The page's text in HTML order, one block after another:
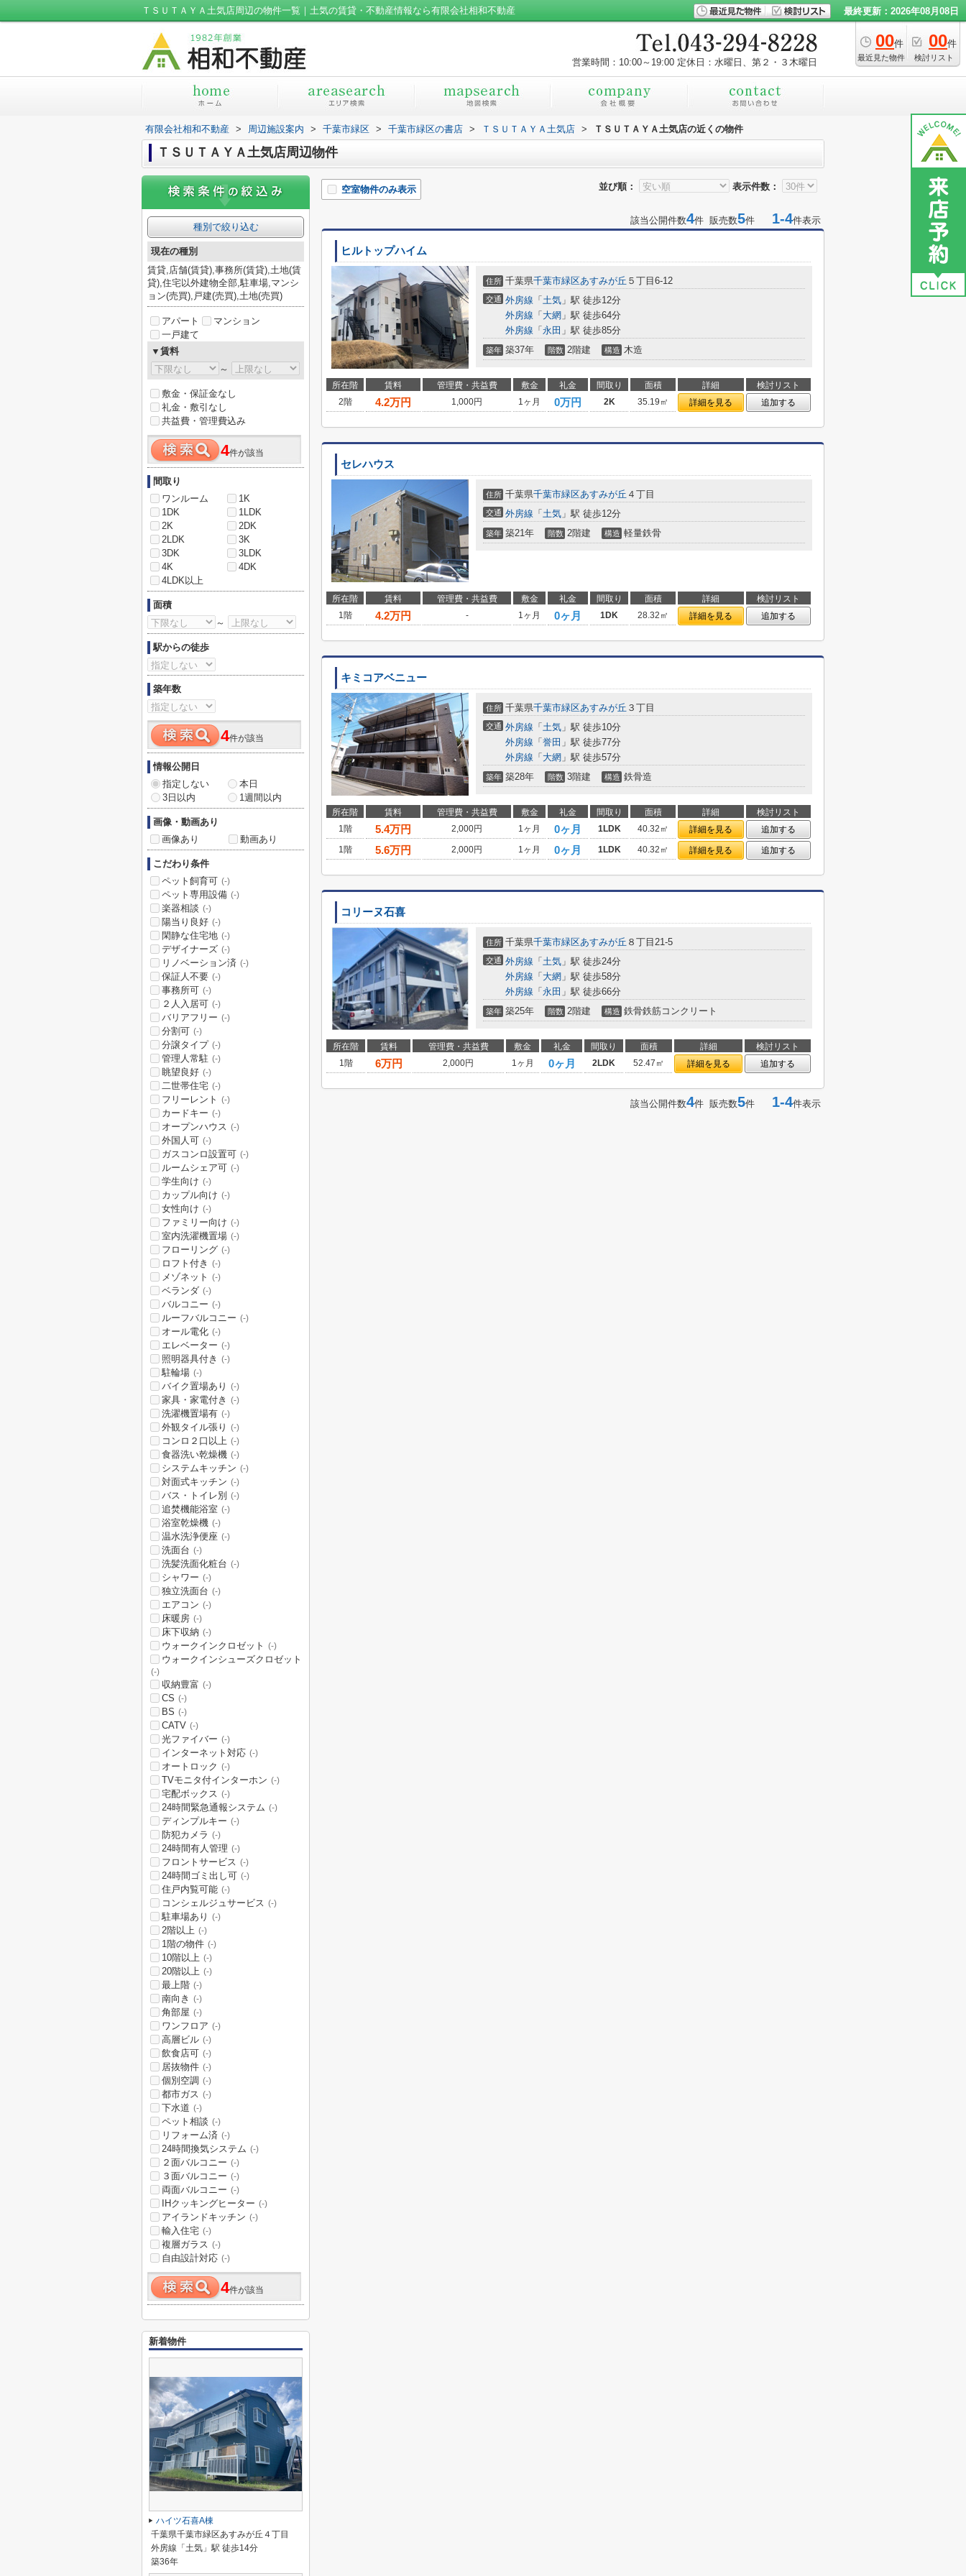
ＴＳＵＴＡＹＡ土気店周辺の物件一覧｜土気の賃貸・不動産情報なら有限会社相和不動産 最終更新：2026年08月08日
00件
最近見た物件
00件
検討リスト
営業時間：10:00～19:00 定休日：水曜日、第２・３木曜日
有限会社相和不動産 > 周辺施設案内 > 千葉市緑区 > 千葉市緑区の書店 > ＴＳＵＴＡＹＡ土気店 > ＴＳＵＴＡＹＡ土気店の近くの物件
ＴＳＵＴＡＹＡ土気店周辺物件
並び順： 表示件数：
空室物件のみ表示
該当公開件数4件 販売数5件 1-4件表示
ヒルトップハイム
住所 千葉県千葉市緑区あすみが丘 ５丁目6-12
交通 外房線 「 土気 」駅 徒歩12分
外房線 「 大網 」駅 徒歩64分
外房線 「 永田 」駅 徒歩85分
築年 築37年 階数 2階建 構造 木造
所在階 賃料 管理費・共益費 敷金 礼金 間取り 面積 詳細
検討リスト
2階
4.2万円 1,000円 1ヶ月 0万円 2K 35.19㎡ 詳細を見る 追加する
セレハウス
住所 千葉県千葉市緑区あすみが丘 ４丁目
交通 外房線 「 土気 」駅 徒歩12分
築年 築21年 階数 2階建 構造 軽量鉄骨
所在階 賃料 管理費・共益費 敷金 礼金 間取り 面積 詳細
検討リスト
1階
4.2万円 - 1ヶ月 0ヶ月 1DK 28.32㎡ 詳細を見る 追加する
キミコアベニュー
住所 千葉県千葉市緑区あすみが丘 ３丁目
交通 外房線 「 土気 」駅 徒歩10分
外房線 「 誉田 」駅 徒歩77分
外房線 「 大網 」駅 徒歩57分
築年 築28年 階数 3階建 構造 鉄骨造
所在階 賃料 管理費・共益費 敷金 礼金 間取り 面積 詳細
検討リスト
1階
5.4万円 2,000円 1ヶ月 0ヶ月 1LDK 40.32㎡ 詳細を見る
追加する
1階
5.6万円 2,000円 1ヶ月 0ヶ月 1LDK 40.32㎡ 詳細を見る 追加する
コリーヌ石喜
住所 千葉県千葉市緑区あすみが丘 ８丁目21-5
交通 外房線 「 土気 」駅 徒歩24分
外房線 「 大網 」駅 徒歩58分
外房線 「 永田 」駅 徒歩66分
築年 築25年 階数 2階建 構造 鉄骨鉄筋コンクリート
所在階 賃料 管理費・共益費 敷金 礼金 間取り 面積 詳細
検討リスト
1階
6万円 2,000円 1ヶ月 0ヶ月 2LDK 52.47㎡ 詳細を見る 追加する
該当公開件数4件 販売数5件 1-4件表示
種別で絞り込む
現在の種別
賃貸,店舗(賃貸),事務所(賃貸),土地(賃
貸),住宅以外建物全部,駐車場,マンシ
ョン(売買),戸建(売買),土地(売買)
アパート
マンション
一戸建て
▼賃料
～
敷金・保証金なし
礼金・敷引なし
共益費・管理費込み
4件が該当
間取り
ワンルーム
1K
1DK
1LDK
2K
2DK
2LDK
3K
3DK
3LDK
4K
4DK
4LDK以上
面積
～
駅からの徒歩
築年数
4件が該当
情報公開日
指定しない
本日
3日以内
1週間以内
画像・動画あり
画像あり
動画あり
こだわり条件
ペット飼育可 (-)
ペット専用設備 (-)
楽器相談 (-)
陽当り良好 (-)
閑静な住宅地 (-)
デザイナーズ (-)
リノベーション済 (-)
保証人不要 (-)
事務所可 (-)
２人入居可 (-)
バリアフリー (-)
分割可 (-)
分譲タイプ (-)
管理人常駐 (-)
眺望良好 (-)
二世帯住宅 (-)
フリーレント (-)
カードキー (-)
オープンハウス (-)
外国人可 (-)
ガスコンロ設置可 (-)
ルームシェア可 (-)
学生向け (-)
カップル向け (-)
女性向け (-)
ファミリー向け (-)
室内洗濯機置場 (-)
フローリング (-)
ロフト付き (-)
メゾネット (-)
ベランダ (-)
バルコニー (-)
ルーフバルコニー (-)
オール電化 (-)
エレベーター (-)
照明器具付き (-)
駐輪場 (-)
バイク置場あり (-)
家具・家電付き (-)
洗濯機置場有 (-)
外観タイル張り (-)
コンロ２口以上 (-)
食器洗い乾燥機 (-)
システムキッチン (-)
対面式キッチン (-)
バス・トイレ別 (-)
追焚機能浴室 (-)
浴室乾燥機 (-)
温水洗浄便座 (-)
洗面台 (-)
洗髪洗面化粧台 (-)
シャワー (-)
独立洗面台 (-)
エアコン (-)
床暖房 (-)
床下収納 (-)
ウォークインクロゼット (-)
ウォークインシューズクロゼット
(-)
収納豊富 (-)
CS (-)
BS (-)
CATV (-)
光ファイバー (-)
インターネット対応 (-)
オートロック (-)
TVモニタ付インターホン (-)
宅配ボックス (-)
24時間緊急通報システム (-)
ディンプルキー (-)
防犯カメラ (-)
24時間有人管理 (-)
フロントサービス (-)
24時間ゴミ出し可 (-)
住戸内覧可能 (-)
コンシェルジュサービス (-)
駐車場あり (-)
2階以上 (-)
1階の物件 (-)
10階以上 (-)
20階以上 (-)
最上階 (-)
南向き (-)
角部屋 (-)
ワンフロア (-)
高層ビル (-)
飲食店可 (-)
居抜物件 (-)
個別空調 (-)
都市ガス (-)
下水道 (-)
ペット相談 (-)
リフォーム済 (-)
24時間換気システム (-)
２面バルコニー (-)
３面バルコニー (-)
両面バルコニー (-)
IHクッキングヒーター (-)
アイランドキッチン (-)
輸入住宅 (-)
複層ガラス (-)
自由設計対応 (-)
4件が該当
新着物件
ハイツ石喜A棟
千葉県千葉市緑区あすみが丘４丁目
外房線「土気」駅 徒歩14分
築36年